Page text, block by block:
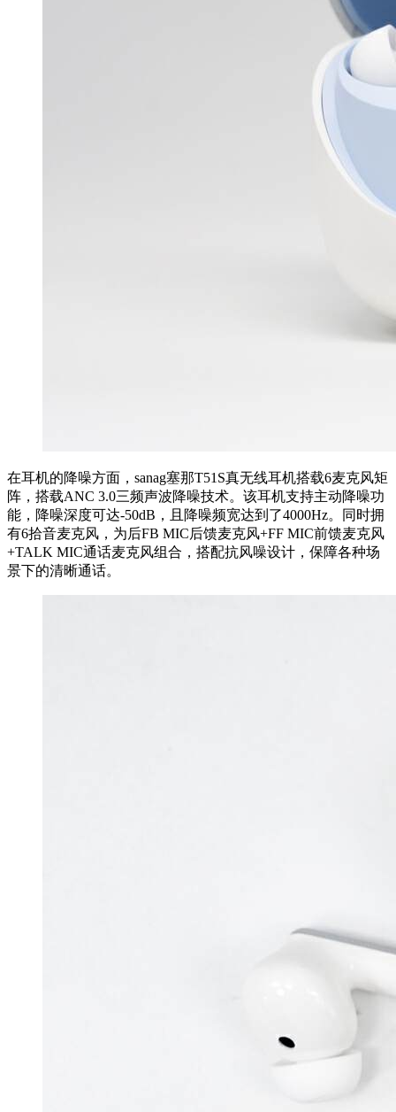
在耳机的降噪方面，sanag塞那T51S真无线耳机搭载6麦克风矩
阵，搭载ANC 3.0三频声波降噪技术。该耳机支持主动降噪功
能，降噪深度可达-50dB，且降噪频宽达到了4000Hz。同时拥
有6拾音麦克风，为后FB MIC后馈麦克风+FF MIC前馈麦克风
+TALK MIC通话麦克风组合，搭配抗风噪设计，保障各种场
景下的清晰通话。